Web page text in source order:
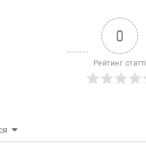
0
Рейтинг статті